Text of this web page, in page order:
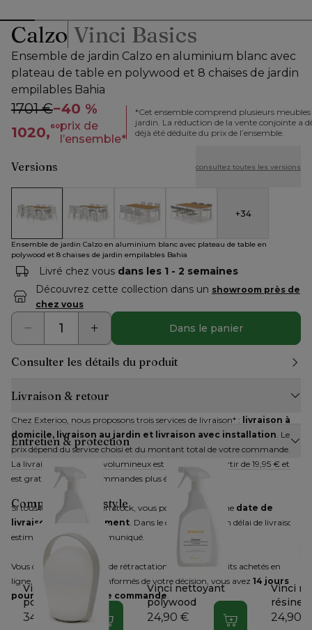
Calzo Vinci Basics
Ensemble de jardin Calzo en aluminium blanc avec
plateau de table en polywood et 8 chaises de jardin
empilables Bahia
1701 €−40 %
1020,60prix de
l’ensemble*
*Cet ensemble comprend plusieurs meubles
jardin. La réduction de la vente conjointe a
déjà été déduite du prix de l’ensemble.
Versions consultez toutes les versions
Ensemble de jardin Calzo en aluminium blanc avec plateau
Ensemble de jardin Calzo en aluminium blanc
Calzo ensemble de jardin
Calzo ensemble de jardin
+34
Ensemble de jardin Calzo en aluminium blanc avec plateau de table en
polywood et 8 chaises de jardin empilables Bahia
Livré chez vous dans les 1 - 2 semaines
Découvrez cette collection dans un showroom près de
chez vous
Dans le panier
Consulter les détails du produit
Livraison & retour
Chez Exterioo, nous proposons trois services de livraison* : livraison à
domicile, livraison au jardin et livraison avec installation. Le
prix dépend du service choisi et du montant total de votre commande.
La livraison des articles volumineux est disponible à partir de 19,95 € et
est gratuite pour les commandes plus élevées.
Si tous les articles sont en stock, vous pouvez choisir une date de
livraison immédiatement. Dans le cas contraire, un délai de livraison
estimatif vous sera communiqué.
Vous disposez d'un droit de rétractation pour les produits achetés en
ligne. Après nous avoir informés de votre décision, vous avez 14 jours
pour retourner votre commande.
Entretien & protection
Vinci protecteur
polywood
Dans le panier
34,90 €
Vinci nettoyant
polywood
Dans le panier
24,90 €
Vinci
résine
24,90 €
Complétez votre style